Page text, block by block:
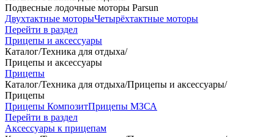
Подвесные лодочные моторы Parsun
Двухтактные моторыЧетырёхтактные моторы
Перейти в раздел
Прицепы и аксессуары
Каталог/Техника для отдыха/
Прицепы и аксессуары
Прицепы
Каталог/Техника для отдыха/Прицепы и аксессуары/
Прицепы
Прицепы КомпозитПрицепы МЗСА
Перейти в раздел
Аксессуары к прицепам